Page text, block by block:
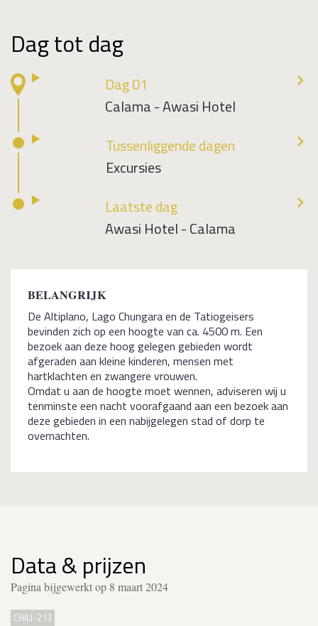
Dag tot dag
Dag 01
Calama - Awasi Hotel
Tussenliggende dagen
Excursies
Laatste dag
Awasi Hotel - Calama
BELANGRIJK
De Altiplano, Lago Chungara en de Tatiogeisers
bevinden zich op een hoogte van ca. 4500 m. Een
bezoek aan deze hoog gelegen gebieden wordt
afgeraden aan kleine kinderen, mensen met
hartklachten en zwangere vrouwen.
Omdat u aan de hoogte moet wennen, adviseren wij u
tenminste een nacht voorafgaand aan een bezoek aan
deze gebieden in een nabijgelegen stad of dorp te
overnachten.
Data & prijzen
Pagina bijgewerkt op 8 maart 2024
CHILI-213